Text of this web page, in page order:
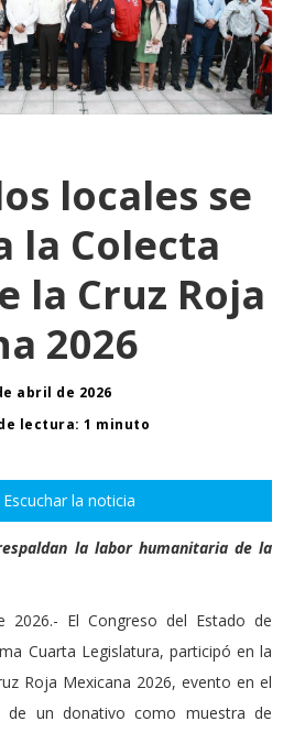
locales se
la Colecta
la Cruz Roja
2026
abril de 2026
lectura: 1 minuto
la noticia
la labor humanitaria de la
2026.- El Congreso del Estado de
Cuarta Legislatura, participó en la
Roja Mexicana 2026, evento en el
de un donativo como muestra de